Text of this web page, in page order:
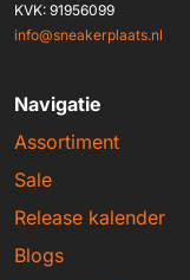
KVK: 91956099
info@sneakerplaats.nl
Navigatie
Assortiment
Sale
Release kalender
Blogs